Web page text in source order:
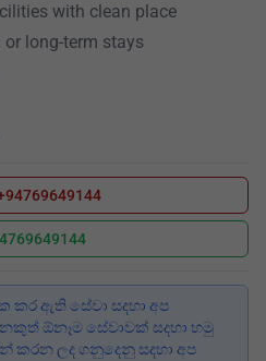
with clean place
long-term stays
කර ඇති සේවා සදහා අප
ඕනෑම සේවාවක් සදහා හමු
කරන ලද ගනුදෙනු සදහා අප